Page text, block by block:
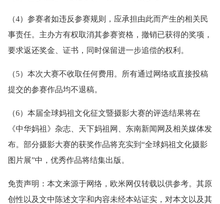
（4）参赛者如违反参赛规则，应承担由此而产生的相关民
事责任。主办方有权取消其参赛资格，撤销已获得的奖项，
要求返还奖金、证书，同时保留进一步追偿的权利。
（5）本次大赛不收取任何费用。所有通过网络或直接投稿
提交的参赛作品均不退稿。
（6）本届全球妈祖文化征文暨摄影大赛的评选结果将在
《中华妈祖》杂志、天下妈祖网、东南新闻网及相关媒体发
布。部分摄影大赛的获奖作品将充实到“全球妈祖文化摄影
图片展”中，优秀作品将结集出版。
免责声明：本文来源于网络，欧米网仅转载以供参考。其原
创性以及文中陈述文字和内容未经本站证实，对本文以及其